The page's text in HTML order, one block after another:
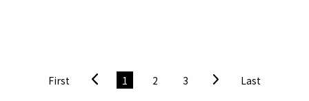
以防蚊蟲叮咬，也要注意情緒不是否會影響到別人，進而影
響到自己的人際關係，謹記不要發脾氣。屬蛇應注意交通事
First 1 2 3 Last